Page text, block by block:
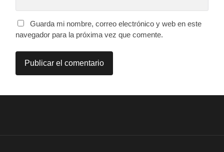
Guarda mi nombre, correo electrónico y web en este
navegador para la próxima vez que comente.